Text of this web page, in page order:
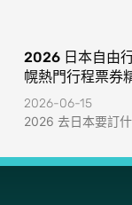
2026 日本自由
幌熱門行程票券
2026-06-15
2026 去日本要訂